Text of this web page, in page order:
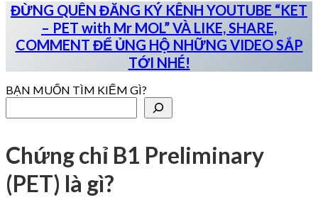
ĐỪNG QUÊN ĐĂNG KÝ KÊNH YOUTUBE “KET
– PET with Mr MOL” VÀ LIKE, SHARE,
COMMENT ĐỂ ỦNG HỘ NHỮNG VIDEO SẮP
TỚI NHÉ!
BẠN MUỐN TÌM KIẾM GÌ?
Chứng chỉ B1 Preliminary
(PET) là gì?